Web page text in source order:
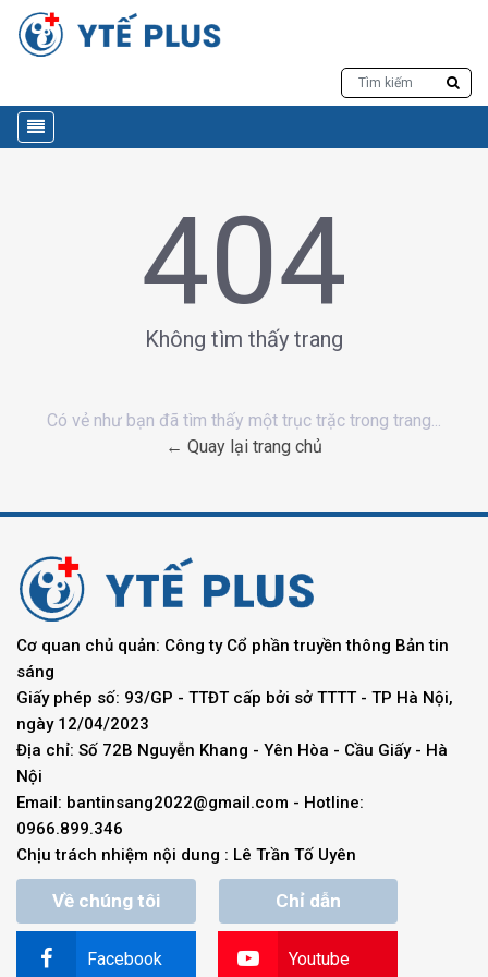
404
Không tìm thấy trang
Có vẻ như bạn đã tìm thấy một trục trặc trong trang...
← Quay lại trang chủ
Cơ quan chủ quản: Công ty Cổ phần truyền thông Bản tin
sáng
Giấy phép số: 93/GP - TTĐT cấp bởi sở TTTT - TP Hà Nội,
ngày 12/04/2023
Địa chỉ: Số 72B Nguyễn Khang - Yên Hòa - Cầu Giấy - Hà
Nội
Email: bantinsang2022@gmail.com - Hotline:
0966.899.346
Chịu trách nhiệm nội dung : Lê Trần Tố Uyên
Về chúng tôi Chỉ dẫn
Facebook Youtube